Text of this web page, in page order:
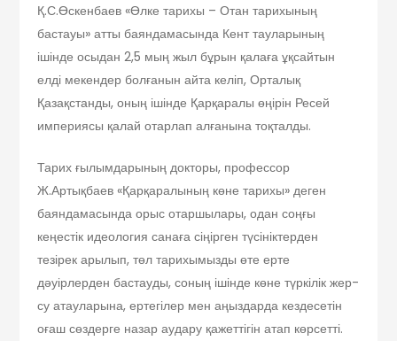
Қ.С.Өскенбаев «Өлке тарихы – Отан тарихының
бастауы» атты баяндамасында Кент тауларының
ішінде осыдан 2,5 мың жыл бұрын қалаға ұқсайтын
елді мекендер болғанын айта келіп, Орталық
Қазақстанды, оның ішінде Қарқаралы өңірін Ресей
империясы қалай отарлап алғанына тоқталды.
Тарих ғылымдарының докторы, профессор
Ж.Артықбаев «Қарқаралының көне тарихы» деген
баяндамасында орыс отаршылары, одан соңғы
кеңестік идеология санаға сіңірген түсініктерден
тезірек арылып, төл тарихымызды өте ерте
дәуірлерден бастауды, соның ішінде көне түркілік жер-
су атауларына, ертегілер мен аңыздарда кездесетін
оғаш сөздерге назар аудару қажеттігін атап көрсетті.